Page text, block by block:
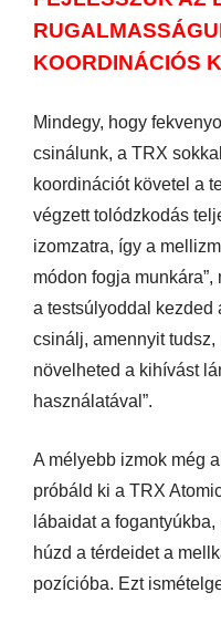
KOORDINÁCIÓS
Mindegy, hogy
csinálunk, a TRX
koordinációt követel a
végzett tolódzkodás
izomzatra, így a
módon fogja munkára”,
a testsúlyoddal kezded
csinálj, amennyit
növelheted a kihívást
használatával”.
A mélyebb izmok még
próbáld ki a TRX
lábaidat a
húzd a térdeidet a
pozícióba. Ezt